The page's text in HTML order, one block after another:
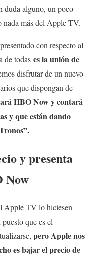
duda alguno, un poco
nada más del Apple TV.
con respecto al
de todas es la unión de
disfrutar de un nuevo
que dispongan de
HBO Now y contará
y que están dando
y presenta
Now
Apple TV lo hiciesen
que es el
pero Apple nos
es bajar el precio de